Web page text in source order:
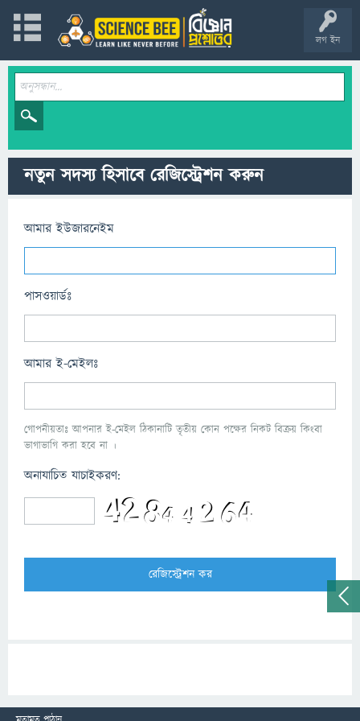
লগ ইন
নতুন সদস্য হিসাবে রেজিস্ট্রেশন করুন
আমার ইউজারনেইম
পাসওয়ার্ডঃ
আমার ই-মেইলঃ
গোপনীয়তাঃ আপনার ই-মেইল ঠিকানাটি তৃতীয় কোন পক্ষের নিকট বিক্রয় কিংবা
ভাগাভাগি করা হবে না ।
অনাযাচিত যাচাইকরণ: